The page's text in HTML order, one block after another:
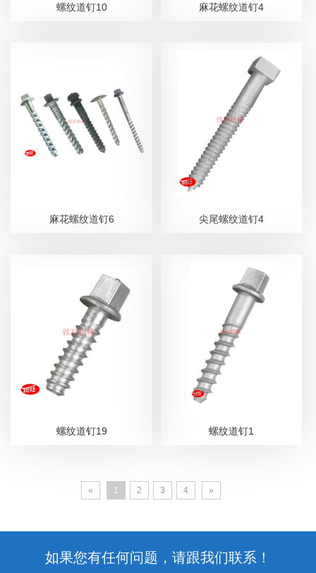
螺纹道钉10 麻花螺纹道钉4
麻花螺纹道钉6 尖尾螺纹道钉4
螺纹道钉19 螺纹道钉1
« 1 2 3 4 »
如果您有任何问题，请跟我们联系！